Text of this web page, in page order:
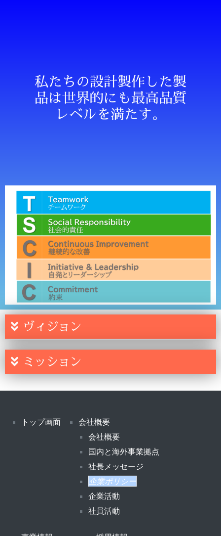
私たちの設計製作した製
品は世界的にも最高品質
レベルを満たす。
ヴィジョン
ミッション
トップ画面
会社概要
会社概要
国内と海外事業拠点
社長メッセージ
企業ポリシー
企業活動
社員活動